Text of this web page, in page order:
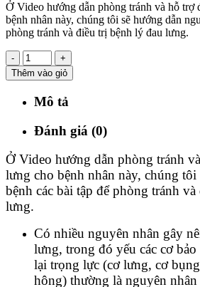
Ở Video hướng dẫn phòng tránh và hỗ trợ
bệnh nhân này, chúng tôi sẽ hướng dẫn
phòng tránh và điều trị bệnh lý đau lưng.
-
+
Thêm vào giỏ
Mô tả
Đánh giá (0)
Ở Video hướng dẫn phòng tránh
lưng cho bệnh nhân này, chúng
bệnh các bài tập để phòng tránh
lưng.
Có nhiều nguyên nhân gây
lưng, trong đó yếu các cơ
lại trọng lực (cơ lưng, cơ
hông) thường là nguyên nhân